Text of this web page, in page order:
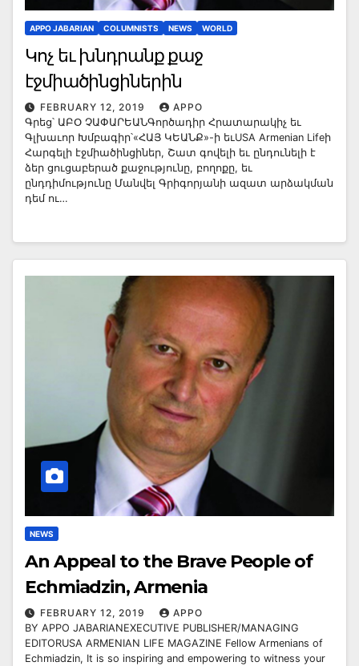
APPO JABARIAN COLUMNISTS NEWS WORLD
Կոչ եւ խնդրանք քաջ
էջմիածինցիներին
FEBRUARY 12, 2019
APPO
Գրեց՝ ԱԲՕ ՉԱՓԱՐԵԱՆԳործադիր Հրատարակիչ եւ
Գլխաւոր Խմբագիր՝«ՀԱՅ ԿԵԱՆՔ»-ի եւUSA Armenian Lifeի
Հարգելի էջմիածինցիներ, Շատ գովելի եւ ընդունելի է
ձեր ցուցաբերած քաջությունը, բողոքը, եւ
ընդդիմությունը Մանվել Գրիգորյանի ազատ արձակման
դեմ ու…
NEWS
An Appeal to the Brave People of
Echmiadzin, Armenia
FEBRUARY 12, 2019
APPO
BY APPO JABARIANEXECUTIVE PUBLISHER/MANAGING
EDITORUSA ARMENIAN LIFE MAGAZINE Fellow Armenians of
Echmiadzin, It is so inspiring and empowering to witness your